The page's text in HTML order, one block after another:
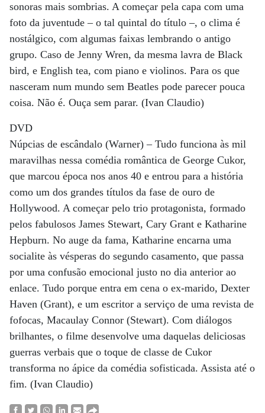
sonoras mais sombrias. A começar pela capa com uma
foto da juventude – o tal quintal do título –, o clima é
nostálgico, com algumas faixas lembrando o antigo
grupo. Caso de Jenny Wren, da mesma lavra de Black
bird, e English tea, com piano e violinos. Para os que
nasceram num mundo sem Beatles pode parecer pouca
coisa. Não é. Ouça sem parar. (Ivan Claudio)
DVD
Núpcias de escândalo (Warner) – Tudo funciona às mil
maravilhas nessa comédia romântica de George Cukor,
que marcou época nos anos 40 e entrou para a história
como um dos grandes títulos da fase de ouro de
Hollywood. A começar pelo trio protagonista, formado
pelos fabulosos James Stewart, Cary Grant e Katharine
Hepburn. No auge da fama, Katharine encarna uma
socialite às vésperas do segundo casamento, que passa
por uma confusão emocional justo no dia anterior ao
enlace. Tudo porque entra em cena o ex-marido, Dexter
Haven (Grant), e um escritor a serviço de uma revista de
fofocas, Macaulay Connor (Stewart). Com diálogos
brilhantes, o filme desenvolve uma daquelas deliciosas
guerras verbais que o toque de classe de Cukor
transforma no ápice da comédia sofisticada. Assista até o
fim. (Ivan Claudio)